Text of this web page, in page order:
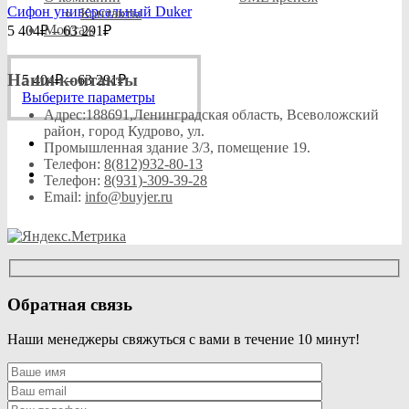
Сифон универсальный Duker
5 404₽ – 63 291₽Диапазон
5
404₽
–
63
291₽
5 404₽ – 63 291₽Диапазон
цен:
5
404₽
–
63
291₽
Выберите параметрыЭтот
товар
имеет
несколько
вариаций.
Опции
можно
товара.
Контакты
Монтаж
Наши контакты
Адрес:188691,Ленинградская область, Всеволожский
район, город Кудрово, ул.
Промышленная здание 3/3, помещение 19.
Телефон: 8(812)932-80-13
Телефон: 8(931)-309-39-28
Email: info@buyjer.ru
Обратная связь
Наши менеджеры свяжуться с вами в течение 10 минут!